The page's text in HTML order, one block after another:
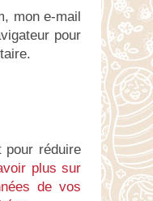
mon e-mail
pour
pour réduire
plus sur
de vos